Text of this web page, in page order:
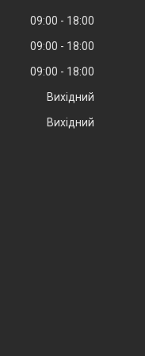
09:00
18:00
09:00
18:00
09:00
18:00
Вихідний
Вихідний